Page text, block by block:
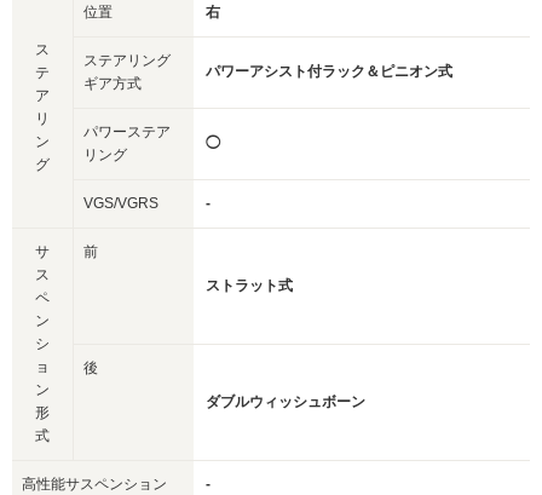
ス
テ
ア
リ
ン
グ
位置 右
ステアリング
ギア方式
パワーアシスト付ラック＆ピニオン式
パワーステア
リング
◯
VGS/VGRS -
サ
ス
ペ
ン
シ
ョ
ン
形
式
前
ストラット式
後
ダブルウィッシュボーン
高性能サスペンション -